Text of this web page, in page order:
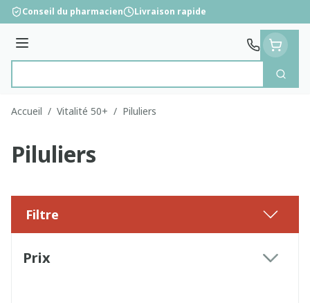
Aller au contenu
Conseil du pharmacien Livraison rapide
Menu
Accueil / Vitalité 50+ / Piluliers
Piluliers
Filtre
Prix